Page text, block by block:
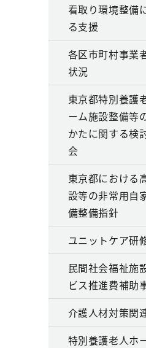
看取り環境整備
る支援
各区市町村事業
状況
東京都特別養護
ーム施設整備等
かたに関する検
会
東京都における
設等の非常用自
備整備指針
ユニットケア研
民間社会福祉施
ビス推進費補助
介護人材対策関
特別養護老人ホ